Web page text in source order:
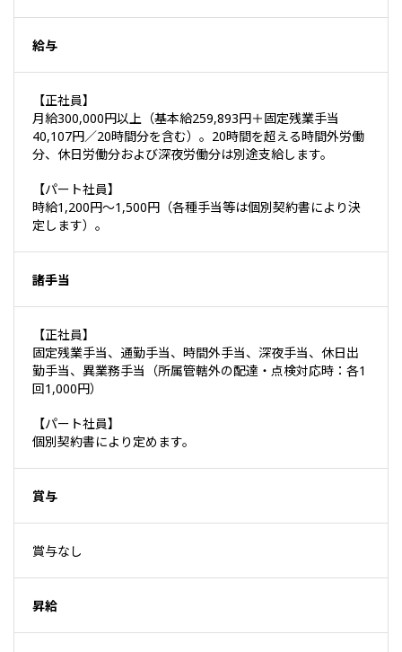
給与
【正社員】
月給300,000円以上（基本給259,893円＋固定残業手当
40,107円／20時間分を含む）。20時間を超える時間外労働
分、休日労働分および深夜労働分は別途支給します。
【パート社員】
時給1,200円～1,500円（各種手当等は個別契約書により決
定します）。
諸手当
【正社員】
固定残業手当、通勤手当、時間外手当、深夜手当、休日出
勤手当、異業務手当（所属管轄外の配達・点検対応時：各1
回1,000円）
【パート社員】
個別契約書により定めます。
賞与
賞与なし
昇給